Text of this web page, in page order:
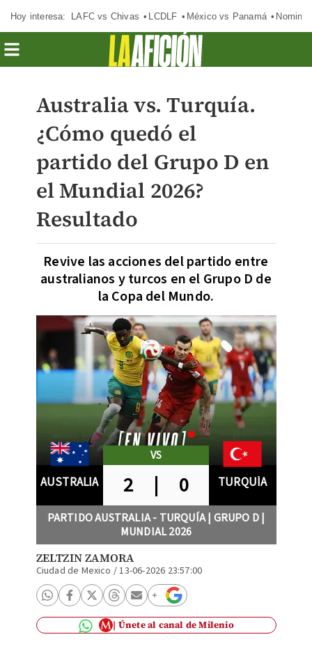
Hoy interesa: LAFC vs Chivas LCDLF México vs Panamá
Australia vs. Turquía.
¿Cómo quedó el
partido del Grupo D en
el Mundial 2026?
Resultado
Revive las acciones del partido entre
australianos y turcos en el Grupo D de
la Copa del Mundo.
VS
AUSTRALIA 2 | 0 TURQUÍA
PARTIDO AUSTRALIA - TURQUÍA | GRUPO D |
MUNDIAL 2026
ZELTZIN ZAMORA
Ciudad de Mexico /13-06-2026 23:57:00
Únete al canal de Milenio